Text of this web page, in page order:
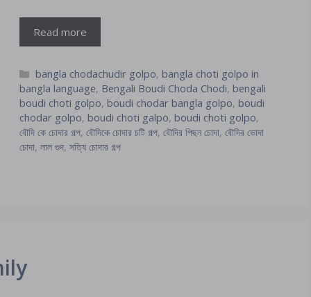
Read more
Categories
bangla chodachudir golpo, bangla choti golpo in
bangla language, Bengali Boudi Choda Chodi, bengali
boudi choti golpo, boudi chodar bangla golpo, boudi
chodar golpo, boudi choti galpo, boudi choti golpo,
বৌদি কে চোদার গল্প, বৌদিকে চোদার চটি গল্প, বৌদির পিছন চোদা, বৌদির ভোদা
চোদা, লাল গুদ, সত্যি চোদার গল্প